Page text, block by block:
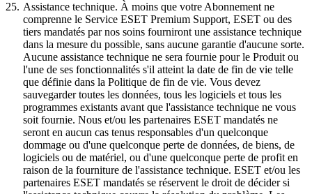
25. Assistance technique. À moins que votre Abonnement ne
comprenne le Service ESET Premium Support, ESET ou des
tiers mandatés par nos soins fourniront une assistance technique
dans la mesure du possible, sans aucune garantie d'aucune sorte.
Aucune assistance technique ne sera fournie pour le Produit ou
l'une de ses fonctionnalités s'il atteint la date de fin de vie telle
que définie dans la Politique de fin de vie. Vous devez
sauvegarder toutes les données, tous les logiciels et tous les
programmes existants avant que l'assistance technique ne vous
soit fournie. Nous et/ou les partenaires ESET mandatés ne
seront en aucun cas tenus responsables d'un quelconque
dommage ou d'une quelconque perte de données, de biens, de
logiciels ou de matériel, ou d'une quelconque perte de profit en
raison de la fourniture de l'assistance technique. ESET et/ou les
partenaires ESET mandatés se réservent le droit de décider si